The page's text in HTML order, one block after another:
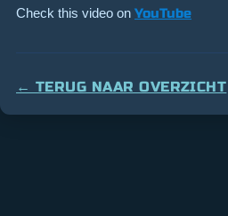
Check this video on YouTube
← TERUG NAAR OVERZICHT